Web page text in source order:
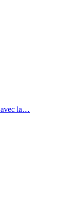
avec la…